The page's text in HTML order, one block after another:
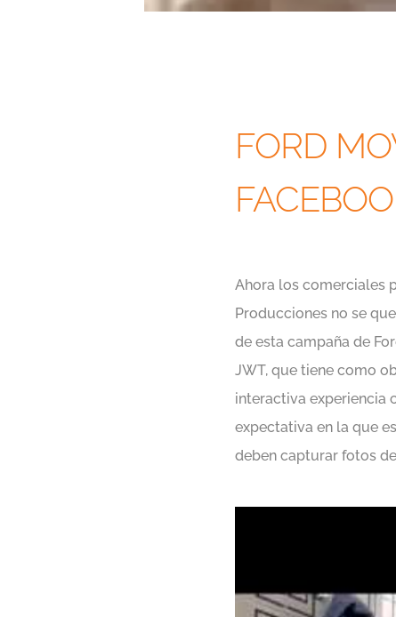
FORD
Ahora los comerciales
Producciones no se
de esta campaña de
JWT, que tiene como
interactiva experiencia
expectativa en la que
deben capturar fotos